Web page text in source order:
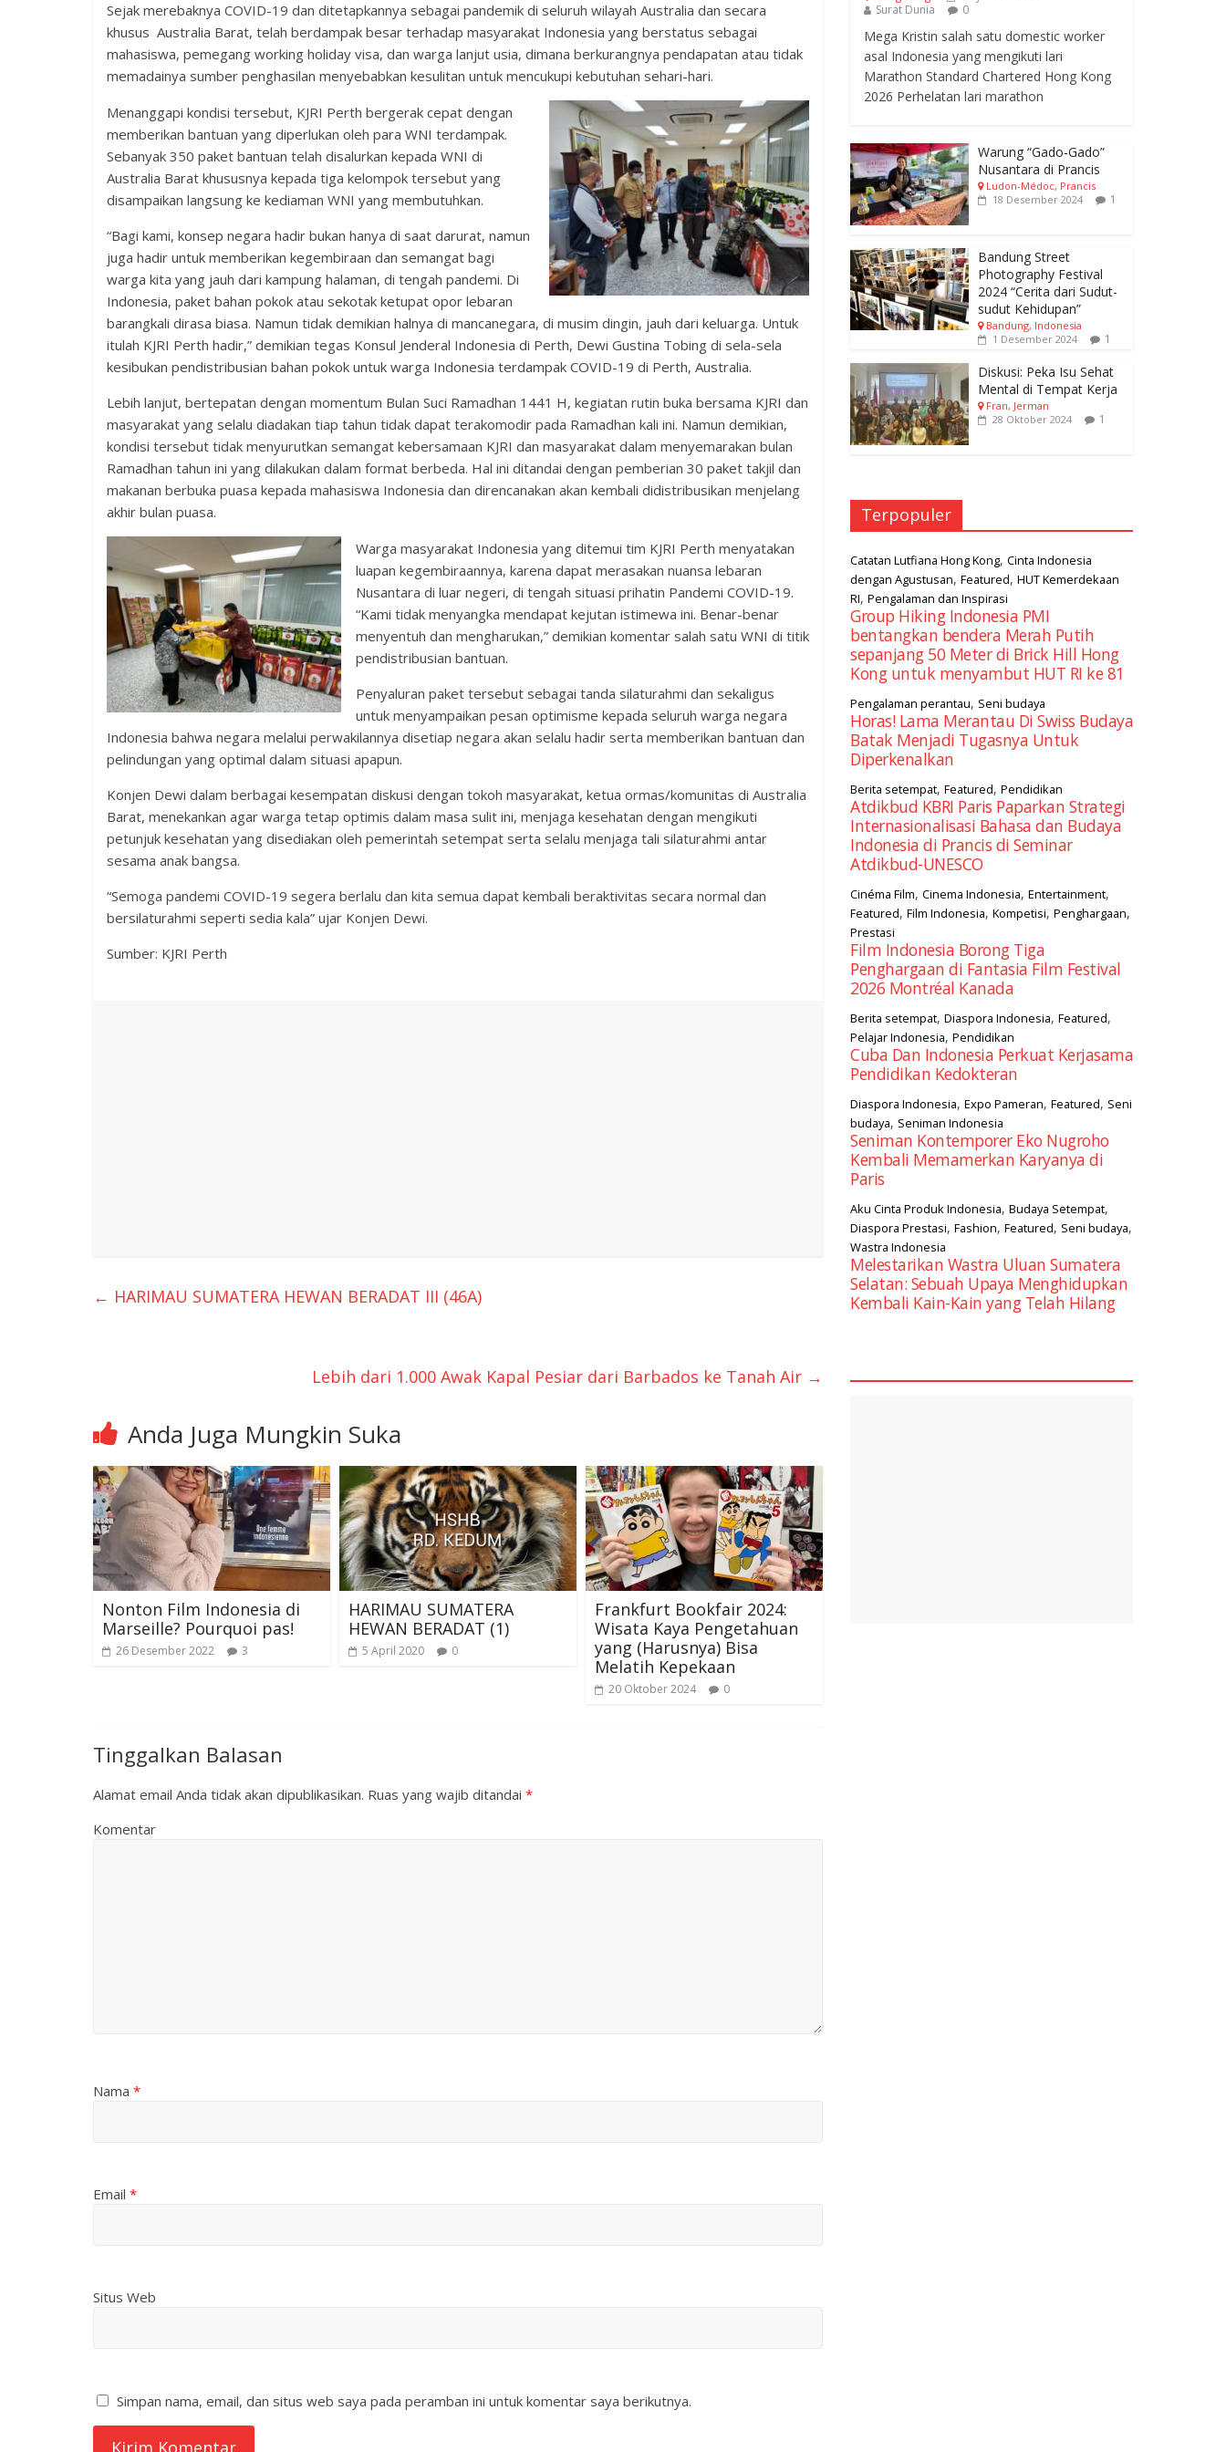
Sejak merebaknya COVID-19 dan ditetapkannya sebagai pandemik di seluruh wilayah Australia dan secara
khusus Australia Barat, telah berdampak besar terhadap masyarakat Indonesia yang berstatus sebagai
mahasiswa, pemegang working holiday visa, dan warga lanjut usia, dimana berkurangnya pendapatan atau tidak
memadainya sumber penghasilan menyebabkan kesulitan untuk mencukupi kebutuhan sehari-hari.
Menanggapi kondisi tersebut, KJRI Perth bergerak cepat dengan
memberikan bantuan yang diperlukan oleh para WNI terdampak.
Sebanyak 350 paket bantuan telah disalurkan kepada WNI di
Australia Barat khususnya kepada tiga kelompok tersebut yang
disampaikan langsung ke kediaman WNI yang membutuhkan.
“Bagi kami, konsep negara hadir bukan hanya di saat darurat, namun
juga hadir untuk memberikan kegembiraan dan semangat bagi
warga kita yang jauh dari kampung halaman, di tengah pandemi. Di
Indonesia, paket bahan pokok atau sekotak ketupat opor lebaran
barangkali dirasa biasa. Namun tidak demikian halnya di mancanegara, di musim dingin, jauh dari keluarga. Untuk
itulah KJRI Perth hadir,” demikian tegas Konsul Jenderal Indonesia di Perth, Dewi Gustina Tobing di sela-sela
kesibukan pendistribusian bahan pokok untuk warga Indonesia terdampak COVID-19 di Perth, Australia.
Lebih lanjut, bertepatan dengan momentum Bulan Suci Ramadhan 1441 H, kegiatan rutin buka bersama KJRI dan
masyarakat yang selalu diadakan tiap tahun tidak dapat terakomodir pada Ramadhan kali ini. Namun demikian,
kondisi tersebut tidak menyurutkan semangat kebersamaan KJRI dan masyarakat dalam menyemarakan bulan
Ramadhan tahun ini yang dilakukan dalam format berbeda. Hal ini ditandai dengan pemberian 30 paket takjil dan
makanan berbuka puasa kepada mahasiswa Indonesia dan direncanakan akan kembali didistribusikan menjelang
akhir bulan puasa.
Warga masyarakat Indonesia yang ditemui tim KJRI Perth menyatakan
luapan kegembiraannya, karena dapat merasakan nuansa lebaran
Nusantara di luar negeri, di tengah situasi prihatin Pandemi COVID-19.
“Kami tidak menyangka mendapat kejutan istimewa ini. Benar-benar
menyentuh dan mengharukan,” demikian komentar salah satu WNI di titik
pendistribusian bantuan.
Penyaluran paket tersebut sebagai tanda silaturahmi dan sekaligus
untuk menyampaikan pesan optimisme kepada seluruh warga negara
Indonesia bahwa negara melalui perwakilannya disetiap negara akan selalu hadir serta memberikan bantuan dan
pelindungan yang optimal dalam situasi apapun.
Konjen Dewi dalam berbagai kesempatan diskusi dengan tokoh masyarakat, ketua ormas/komunitas di Australia
Barat, menekankan agar warga tetap optimis dalam masa sulit ini, menjaga kesehatan dengan mengikuti
petunjuk kesehatan yang disediakan oleh pemerintah setempat serta selalu menjaga tali silaturahmi antar
sesama anak bangsa.
“Semoga pandemi COVID-19 segera berlalu dan kita semua dapat kembali beraktivitas secara normal dan
bersilaturahmi seperti sedia kala” ujar Konjen Dewi.
Sumber: KJRI Perth
← HARIMAU SUMATERA HEWAN BERADAT III (46A)
Lebih dari 1.000 Awak Kapal Pesiar dari Barbados ke Tanah Air →
Anda Juga Mungkin Suka
Nonton Film Indonesia di
Marseille? Pourquoi pas!
26 Desember 2022 3
HARIMAU SUMATERA
HEWAN BERADAT (1)
5 April 2020 0
Frankfurt Bookfair 2024:
Wisata Kaya Pengetahuan
yang (Harusnya) Bisa
Melatih Kepekaan
20 Oktober 2024 0
Tinggalkan Balasan
Alamat email Anda tidak akan dipublikasikan. Ruas yang wajib ditandai *
Komentar
Nama *
Email *
Situs Web
Simpan nama, email, dan situs web saya pada peramban ini untuk komentar saya berikutnya.
Surat Dunia
0
Mega Kristin salah satu domestic worker
asal Indonesia yang mengikuti lari
Marathon Standard Chartered Hong Kong
2026 Perhelatan lari marathon
Warung “Gado-Gado”
Nusantara di Prancis
Ludon-Médoc, Prancis
18 Desember 2024
1
Bandung Street
Photography Festival
2024 “Cerita dari Sudut-
sudut Kehidupan”
Bandung, Indonesia
1 Desember 2024
1
Diskusi: Peka Isu Sehat
Mental di Tempat Kerja
Fran, Jerman
28 Oktober 2024
1
Terpopuler
Catatan Lutfiana Hong Kong, Cinta Indonesia
dengan Agustusan, Featured, HUT Kemerdekaan
RI, Pengalaman dan Inspirasi
Group Hiking Indonesia PMI
bentangkan bendera Merah Putih
sepanjang 50 Meter di Brick Hill Hong
Kong untuk menyambut HUT RI ke 81
Pengalaman perantau, Seni budaya
Horas! Lama Merantau Di Swiss Budaya
Batak Menjadi Tugasnya Untuk
Diperkenalkan
Berita setempat, Featured, Pendidikan
Atdikbud KBRI Paris Paparkan Strategi
Internasionalisasi Bahasa dan Budaya
Indonesia di Prancis di Seminar
Atdikbud-UNESCO
Cinéma Film, Cinema Indonesia, Entertainment,
Featured, Film Indonesia, Kompetisi, Penghargaan,
Prestasi
Film Indonesia Borong Tiga
Penghargaan di Fantasia Film Festival
2026 Montréal Kanada
Berita setempat, Diaspora Indonesia, Featured,
Pelajar Indonesia, Pendidikan
Cuba Dan Indonesia Perkuat Kerjasama
Pendidikan Kedokteran
Diaspora Indonesia, Expo Pameran, Featured, Seni
budaya, Seniman Indonesia
Seniman Kontemporer Eko Nugroho
Kembali Memamerkan Karyanya di
Paris
Aku Cinta Produk Indonesia, Budaya Setempat,
Diaspora Prestasi, Fashion, Featured, Seni budaya,
Wastra Indonesia
Melestarikan Wastra Uluan Sumatera
Selatan: Sebuah Upaya Menghidupkan
Kembali Kain-Kain yang Telah Hilang